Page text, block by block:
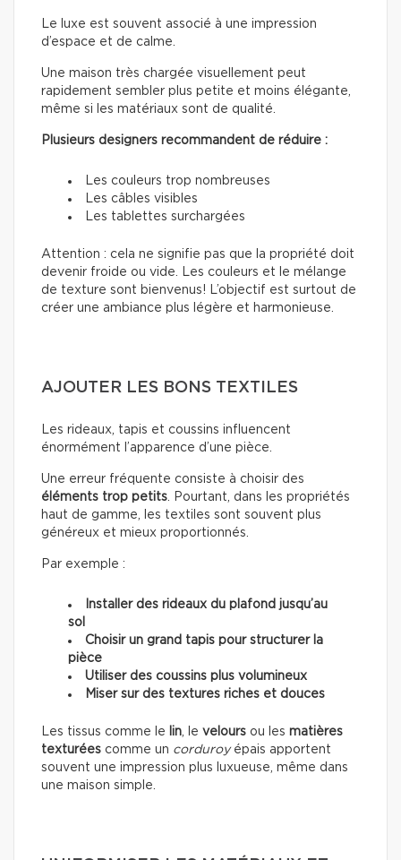
Le luxe est souvent associé à une impression
d’espace et de calme.
Une maison très chargée visuellement peut
rapidement sembler plus petite et moins élégante,
même si les matériaux sont de qualité.
Plusieurs designers recommandent de réduire :
Les couleurs trop nombreuses
Les câbles visibles
Les tablettes surchargées
Attention : cela ne signifie pas que la propriété doit
devenir froide ou vide. Les couleurs et le mélange
de texture sont bienvenus! L’objectif est surtout de
créer une ambiance plus légère et harmonieuse.
AJOUTER LES BONS TEXTILES
Les rideaux, tapis et coussins influencent
énormément l’apparence d’une pièce.
Une erreur fréquente consiste à choisir des
éléments trop petits. Pourtant, dans les propriétés
haut de gamme, les textiles sont souvent plus
généreux et mieux proportionnés.
Par exemple :
Installer des rideaux du plafond jusqu’au
sol
Choisir un grand tapis pour structurer la
pièce
Utiliser des coussins plus volumineux
Miser sur des textures riches et douces
Les tissus comme le lin, le velours ou les matières
texturées comme un corduroyépais apportent
souvent une impression plus luxueuse, même dans
une maison simple.